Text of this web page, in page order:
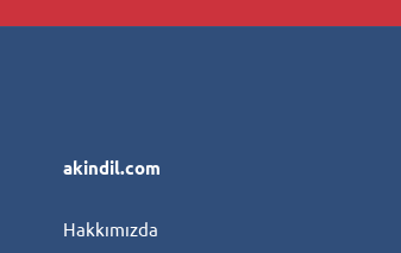
akindil.com
Hakkımızda